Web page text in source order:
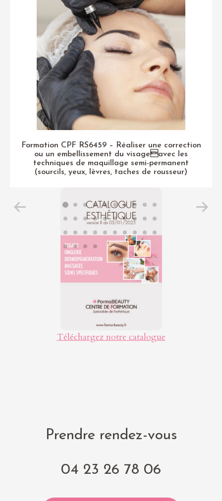
Formation CPF RS6459 – Réaliser une correction
ou un embellissement du visageavec les
techniques de maquillage semi-permanent
(sourcils, yeux, lèvres, taches de rousseur)
Téléchargez notre catalogue
Prendre rendez-vous
04 23 26 78 06